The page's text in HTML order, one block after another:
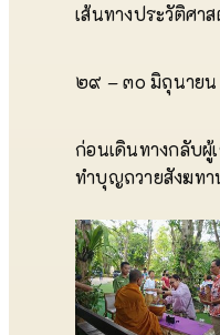
เส้นทางประวัติศา
๒๙ – ๓๐ มิถุนาย
ก่อนเดินทางกลับผู้
ทำบุญถวายสังฆทา